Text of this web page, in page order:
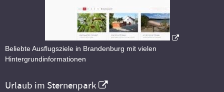
Beliebte Ausflugsziele in Brandenburg mit vielen
Hintergrundinformationen
Urlaub im Sternenpark